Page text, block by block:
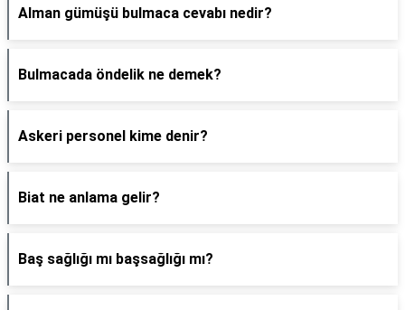
Alman gümüşü bulmaca cevabı nedir?
Bulmacada öndelik ne demek?
Askeri personel kime denir?
Biat ne anlama gelir?
Baş sağlığı mı başsağlığı mı?